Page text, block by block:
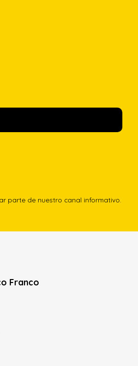
parte de nuestro canal informativo.
Franco